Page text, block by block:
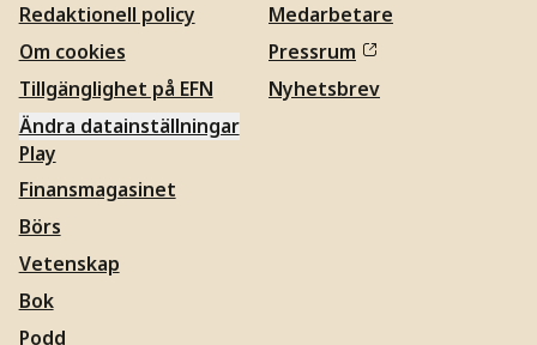
Redaktionell policy
Om cookies
Tillgänglighet på EFN
Ändra datainställningar
Medarbetare
Pressrum
Nyhetsbrev
Play
Finansmagasinet
Börs
Vetenskap
Bok
Podd